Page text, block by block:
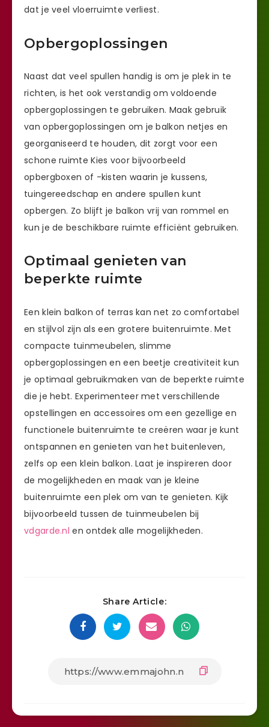
dat je veel vloerruimte verliest.
Opbergoplossingen
Naast dat veel spullen handig is om je plek in te
richten, is het ook verstandig om voldoende
opbergoplossingen te gebruiken. Maak gebruik
van opbergoplossingen om je balkon netjes en
georganiseerd te houden, dit zorgt voor een
schone ruimte Kies voor bijvoorbeeld
opbergboxen of -kisten waarin je kussens,
tuingereedschap en andere spullen kunt
opbergen. Zo blijft je balkon vrij van rommel en
kun je de beschikbare ruimte efficiënt gebruiken.
Optimaal genieten van
beperkte ruimte
Een klein balkon of terras kan net zo comfortabel
en stijlvol zijn als een grotere buitenruimte. Met
compacte tuinmeubelen, slimme
opbergoplossingen en een beetje creativiteit kun
je optimaal gebruikmaken van de beperkte ruimte
die je hebt. Experimenteer met verschillende
opstellingen en accessoires om een gezellige en
functionele buitenruimte te creëren waar je kunt
ontspannen en genieten van het buitenleven,
zelfs op een klein balkon. Laat je inspireren door
de mogelijkheden en maak van je kleine
buitenruimte een plek om van te genieten. Kijk
bijvoorbeeld tussen de tuinmeubelen bij
vdgarde.nl en ontdek alle mogelijkheden.
Share Article: